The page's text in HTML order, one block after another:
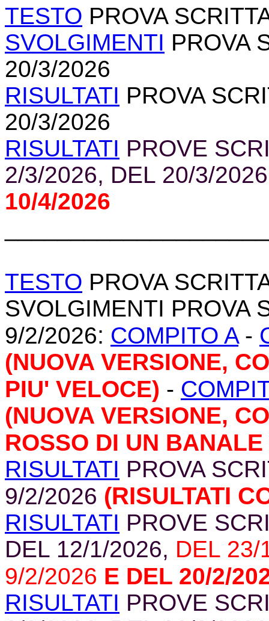
TESTO PROVA
SVOLGIMENTI PROVA
20/3/2026
RISULTATI PROVA
20/3/2026
RISULTATI PROVE
2/3/2026, DEL 20/3/2026
10/4/2026
TESTO PROVA
SVOLGIMENTI PROVA
9/2/2026: COMPITO A-
(NUOVA VERSIONE,
PIU' VELOCE) -
(NUOVA VERSIONE,
ROSSO DI UN
RISULTATI PROVA
9/2/2026 (RISULTATI
RISULTATI PROVE
DEL 12/1/2026, DEL 23/
9/2/2026 E DEL 20/2/
RISULTATI PROVE